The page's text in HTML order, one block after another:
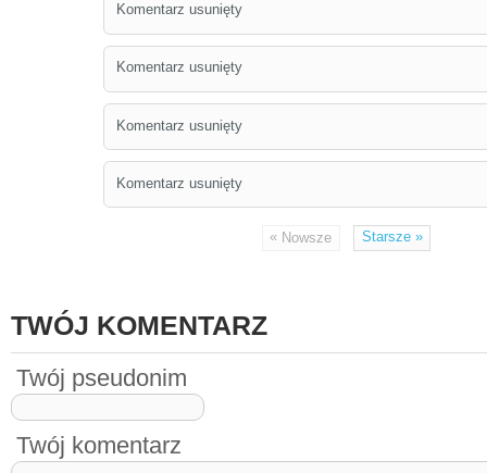
Komentarz usunięty
Komentarz usunięty
Komentarz usunięty
Komentarz usunięty
« Nowsze Starsze»
TWÓJ KOMENTARZ
Twój pseudonim
Twój komentarz